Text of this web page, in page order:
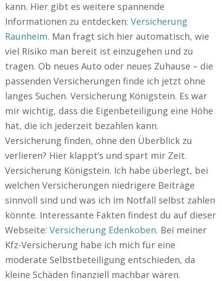
kann. Hier gibt es weitere spannende
Informationen zu entdecken: Versicherung
Raunheim. Man fragt sich hier automatisch, wie
viel Risiko man bereit ist einzugehen und zu
tragen. Ob neues Auto oder neues Zuhause – die
passenden Versicherungen finde ich jetzt ohne
langes Suchen. Versicherung Königstein. Es war
mir wichtig, dass die Eigenbeteiligung eine Höhe
hat, die ich jederzeit bezahlen kann.
Versicherung finden, ohne den Überblick zu
verlieren? Hier klappt‘s und spart mir Zeit.
Versicherung Königstein. Ich habe überlegt, bei
welchen Versicherungen niedrigere Beiträge
sinnvoll sind und was ich im Notfall selbst zahlen
könnte. Interessante Fakten findest du auf dieser
Webseite: Versicherung Edenkoben. Bei meiner
Kfz-Versicherung habe ich mich für eine
moderate Selbstbeteiligung entschieden, da
kleine Schäden finanziell machbar wären.